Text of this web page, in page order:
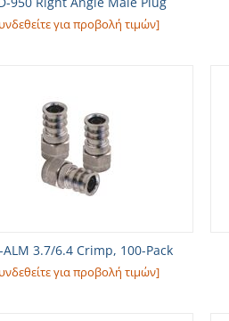
για προβολή τιμών]
ALM 3.7/6.4 Crimp, 100-Pack
για προβολή τιμών]